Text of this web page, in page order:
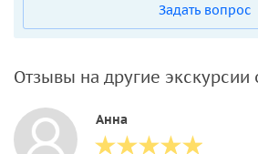
Задать вопрос
Отзывы на другие экскурсии
Анна